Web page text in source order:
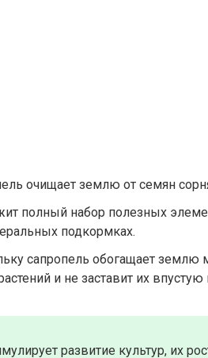
очищает землю от семян
полный набор полезных
подкормках.
сапропель обогащает землю
и не заставит их
развитие культур, их